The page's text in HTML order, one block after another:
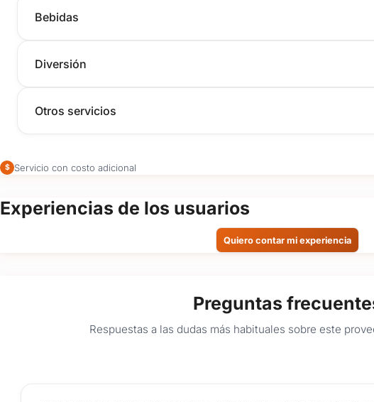
Bebidas
Diversión
Otros servicios
$ Servicio con costo adicional
Experiencias de los usuarios
Quiero contar mi experiencia
Preguntas
Respuestas a las dudas más habituales sobre este